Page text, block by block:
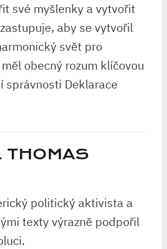
své myšlenky a vytvořit
aby se vytvořil
svět pro
obecný rozum klíčovou
správnosti Deklarace
THOMAS
politický aktivista a
texty výrazně podpořil